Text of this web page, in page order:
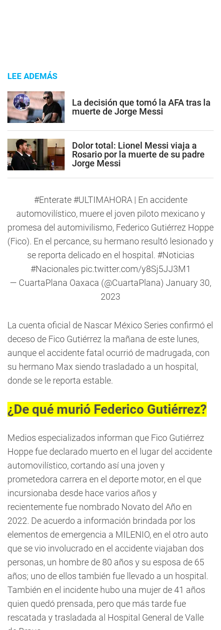
LEE ADEMÁS
La decisión que tomó la AFA tras la
muerte de Jorge Messi
Dolor total: Lionel Messi viaja a
Rosario por la muerte de su padre
Jorge Messi
#Enterate #ULTIMAHORA| En accidente
automovilístico, muere el joven piloto mexicano y
promesa del automivilismo, Federico Gutiérrez Hoppe
(Fico). En el percance, su hermano resultó lesionado y
se reporta delicado en el hospital. #Noticias
#Nacionales pic.twitter.com/y8Sj5JJ3M1
— CuartaPlana Oaxaca (@CuartaPlana) January 30,
2023
La cuenta oficial de Nascar México Series confirmó el
deceso de Fico Gutiérrez la mañana de este lunes,
aunque el accidente fatal ocurrió de madrugada, con
su hermano Max siendo trasladado a un hospital,
donde se le reporta estable.
¿De qué murió Federico Gutiérrez?
Medios especializados informan que Fico Gutiérrez
Hoppe fue declarado muerto en el lugar del accidente
automovilístico, cortando así una joven y
prometedora carrera en el deporte motor, en el que
incursionaba desde hace varios años y
recientemente fue nombrado Novato del Año en
2022. De acuerdo a información brindada por los
elementos de emergencia a MILENIO, en el otro auto
que se vio involucrado en el accidente viajaban dos
personas, un hombre de 80 años y su esposa de 65
años; uno de ellos también fue llevado a un hospital.
También en el incidente hubo una mujer de 41 años
quien quedó prensada, pero que más tarde fue
rescatada y trasladada al Hospital General de Valle